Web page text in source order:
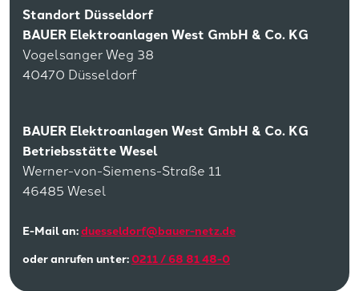
Standort Düsseldorf
BAUER Elektroanlagen West GmbH & Co. KG
Vogelsanger Weg 38
40470 Düsseldorf
BAUER Elektroanlagen West GmbH & Co. KG
Betriebsstätte Wesel
Werner-von-Siemens-Straße 11
46485 Wesel
E-Mail an:duesseldorf@bauer-netz.de
oder anrufen unter:0211 / 68 81 48-0